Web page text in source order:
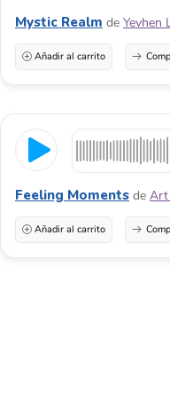
Mystic Realm de Yevhen
Añadir al carrito
Feeling Moments de Art
Añadir al carrito